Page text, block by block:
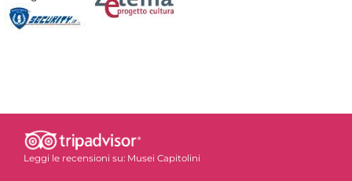
Leggi le recensioni su: Musei Capitolini